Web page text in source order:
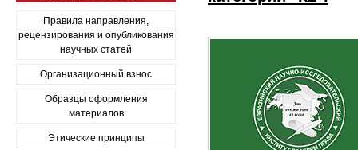
Правила направления,
рецензирования и опубликования
научных статей
Организационный взнос
Образцы оформления
материалов
Этические принципы